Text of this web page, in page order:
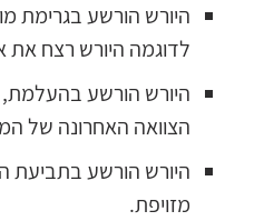
היורש הורשע בגרימת
לדוגמה היורש רצח את
היורש הורשע
הצוואה האחרונה של
היורש הורשע בתביעת
מזויפת.